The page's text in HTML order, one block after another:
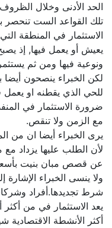
الحد الأدنى وخلال الظروف
تلك القواعد الست تنحصر
الاستثمار في المنطقة التي
يعيش أو يعمل فيها, إذ يصبح
ونوعية فيها ومن ثم
لكن الخبراء ينصحون أيضا
للحي الذي يقطنه او يعمل
ضرورة الاستثمار في
مع الزمن ولا تنقص.
يرى الخبراء أيضا ان من
لأن الطلب عليها يزداد مع
عن قصص مبان بنيت بأسعار
ولا ينسى الخبراء الإشارة
شرط تجديدها.أفراد وشركات
يعد الاستثمار في من أكثر
أكثر الأنشطة الاقتصادية